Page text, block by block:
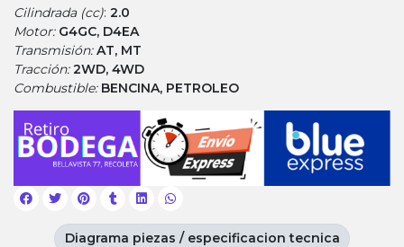
Cilindrada (cc): 2.0
Motor: G4GC, D4EA
Transmisión:AT, MT
Tracción:2WD, 4WD
Combustible: BENCINA, PETROLEO
Diagrama piezas / especificacion tecnica